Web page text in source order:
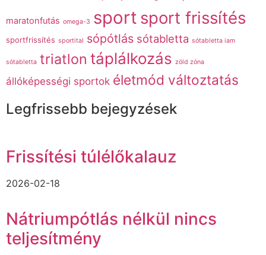
maratonfutás omega-3 sport sport frissítés
sportfrissítés sportital sópótlás sótabletta sótabletta iam
sótabletta triatlon táplálkozás zöld zóna
állóképességi sportok életmód változtatás
Legfrissebb bejegyzések
Frissítési túlélőkalauz
2026-02-18
Nátriumpótlás nélkül nincs
teljesítmény